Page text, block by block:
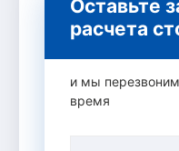
Оставьте
расчета
и мы
время